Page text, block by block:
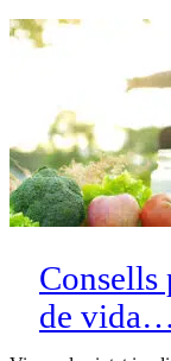
Consells
de vida…